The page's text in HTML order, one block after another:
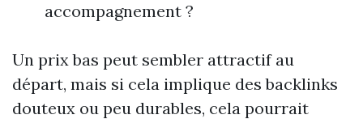
accompagnement ?
Un prix bas peut sembler attractif au
départ, mais si cela implique des backlinks
douteux ou peu durables, cela pourrait